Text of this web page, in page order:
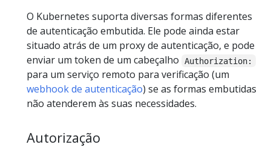
O Kubernetes suporta diversas formas diferentes
de autenticação embutida. Ele pode ainda estar
situado atrás de um proxy de autenticação, e pode
enviar um token de um cabeçalho
Authorization:
para um serviço remoto para verificação (um
webhook de autenticação) se as formas embutidas
não atenderem às suas necessidades.
Autorização